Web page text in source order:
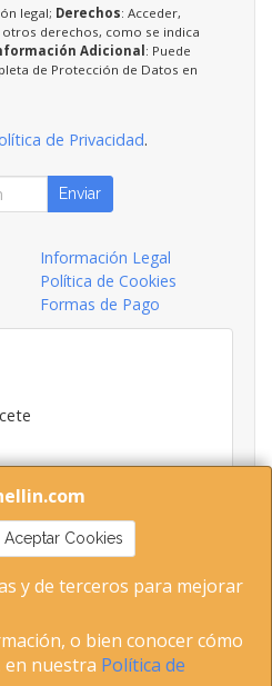
Aceptar Cookies
y de terceros para mejorar
o bien conocer cómo
en nuestra Política de
legal; Derechos: Acceder,
derechos, como se indica
Adicional: Puede
de Protección de Datos en
de Privacidad.
Enviar
Información Legal
Política de Cookies
Formas de Pago
967305651 C.I.F-